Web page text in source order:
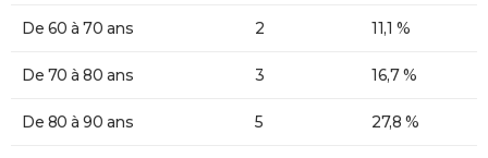
De 60 à 70 ans 2 11,1 %
De 70 à 80 ans 3 16,7 %
De 80 à 90 ans 5 27,8 %